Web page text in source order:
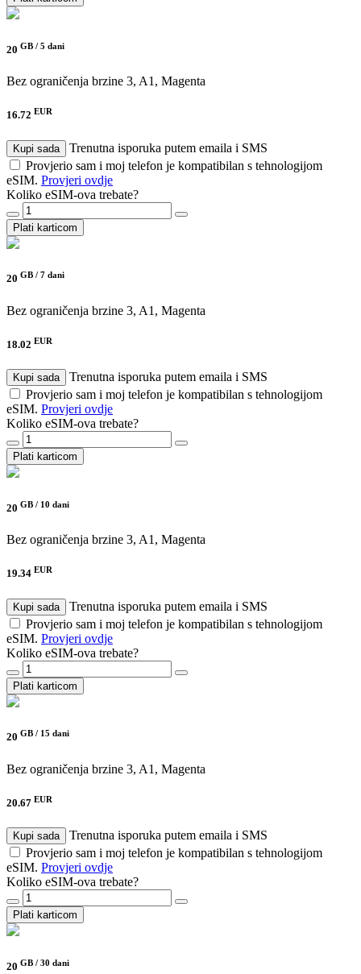
20 GB / 5 dani
Bez ograničenja brzine 3, A1, Magenta
16.72 EUR
Kupi sada
Trenutna isporuka putem emaila i SMS
Provjerio sam i moj telefon je kompatibilan s tehnologijom
eSIM. Provjeri ovdje
Koliko eSIM-ova trebate?
Plati karticom
20 GB / 7 dani
Bez ograničenja brzine 3, A1, Magenta
18.02 EUR
Kupi sada
Trenutna isporuka putem emaila i SMS
Provjerio sam i moj telefon je kompatibilan s tehnologijom
eSIM. Provjeri ovdje
Koliko eSIM-ova trebate?
Plati karticom
20 GB / 10 dani
Bez ograničenja brzine 3, A1, Magenta
19.34 EUR
Kupi sada
Trenutna isporuka putem emaila i SMS
Provjerio sam i moj telefon je kompatibilan s tehnologijom
eSIM. Provjeri ovdje
Koliko eSIM-ova trebate?
Plati karticom
20 GB / 15 dani
Bez ograničenja brzine 3, A1, Magenta
20.67 EUR
Kupi sada
Trenutna isporuka putem emaila i SMS
Provjerio sam i moj telefon je kompatibilan s tehnologijom
eSIM. Provjeri ovdje
Koliko eSIM-ova trebate?
Plati karticom
20 GB / 30 dani